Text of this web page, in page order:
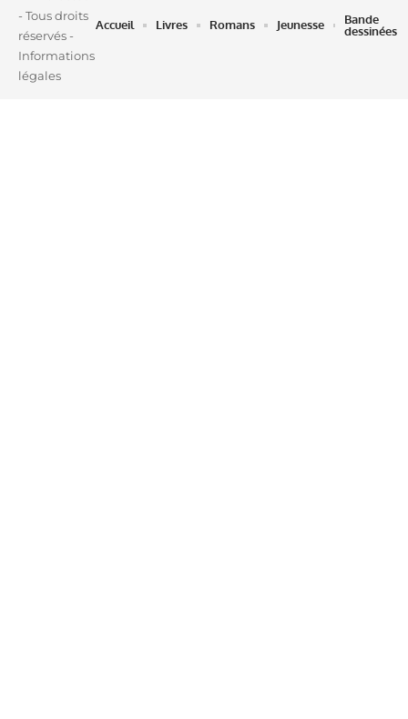
- Tous droits
réservés -
Informations
légales
Accueil Livres Romans Jeunesse
Bande
dessinées